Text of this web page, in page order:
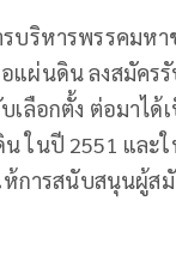
รบริหารพรรคมห
แผ่นดิน ลงสมัครรั
เลือกตั้ง ต่อมาได้
ในปี 2551 และใ
ห้การสนับสนุนผู้ส